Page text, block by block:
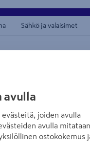
Sähkö ja valaisimet
ja nopea ratkaisu
avulla
joiden avulla
avulla mitataan
ostokokemus